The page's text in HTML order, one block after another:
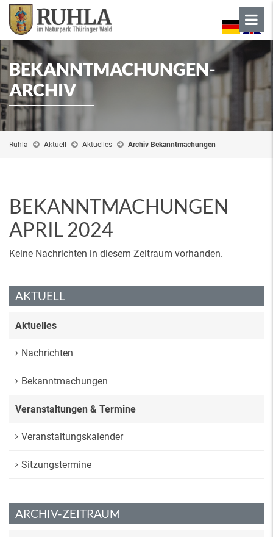
BEKANNTMACHUNGEN-
ARCHIV
Ruhla Aktuell Aktuelles Archiv Bekanntmachungen
BEKANNTMACHUNGEN
APRIL 2024
Keine Nachrichten in diesem Zeitraum vorhanden.
AKTUELL
Aktuelles
Nachrichten
Bekanntmachungen
Veranstaltungen & Termine
Veranstaltungskalender
Sitzungstermine
ARCHIV-ZEITRAUM